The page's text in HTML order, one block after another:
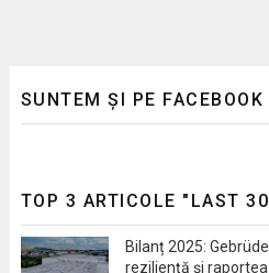
SUNTEM ȘI PE FACEBOOK
TOP 3 ARTICOLE "LAST
Bilanț 2025:
reziliență și